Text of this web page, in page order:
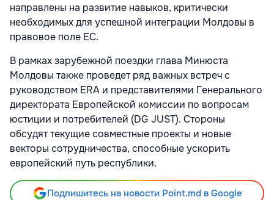
направлены на развитие навыков, критически
необходимых для успешной интеграции Молдовы в
правовое поле ЕС.
В рамках зарубежной поездки глава Минюста
Молдовы также проведет ряд важных встреч с
руководством ERA и представителями Генерального
директората Европейской комиссии по вопросам
юстиции и потребителей (DG JUST). Стороны
обсудят текущие совместные проекты и новые
векторы сотрудничества, способные ускорить
европейский путь республики.
Подпишитесь на новости Point.md в Google